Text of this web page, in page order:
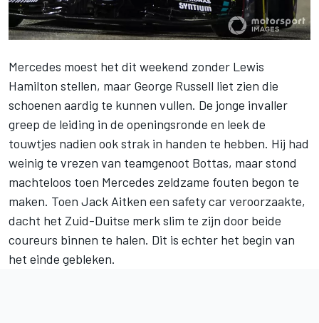
Mercedes moest het dit weekend zonder Lewis
Hamilton stellen, maar George Russell liet zien die
schoenen aardig te kunnen vullen. De jonge invaller
greep de leiding in de openingsronde en leek de
touwtjes nadien ook strak in handen te hebben. Hij had
weinig te vrezen van teamgenoot Bottas, maar stond
machteloos toen Mercedes zeldzame fouten begon te
maken. Toen Jack Aitken een safety car veroorzaakte,
dacht het Zuid-Duitse merk slim te zijn door beide
coureurs binnen te halen. Dit is echter het begin van
het einde gebleken.